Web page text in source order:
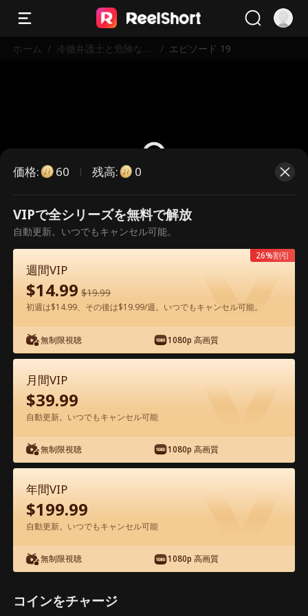
ホーム / 冷徹弁護士と危険な愛
/ エピソード 19
こちらは有料のエピソードです。視
聴いただくには解放が必要です。
アプリ内で無料視聴可能
エピソード19 - 冷徹弁護士と危険な愛の
契約 映画フル
1-50 51-60
19 22
価格: 60 残高: 0
VIPで全シリーズを無料で解放
自動更新。いつでもキャンセル可能。
週間VIP
$14.99 $19.99
初週は$14.99、その後は$19.99/週。いつでもキャンセル可能。
無制限視聴 1080p 高画質
26%割引
月間VIP
$39.99
自動更新。いつでもキャンセル可能
無制限視聴 1080p 高画質
年間VIP
$199.99
自動更新。いつでもキャンセル可能
無制限視聴 1080p 高画質
コインをチャージ